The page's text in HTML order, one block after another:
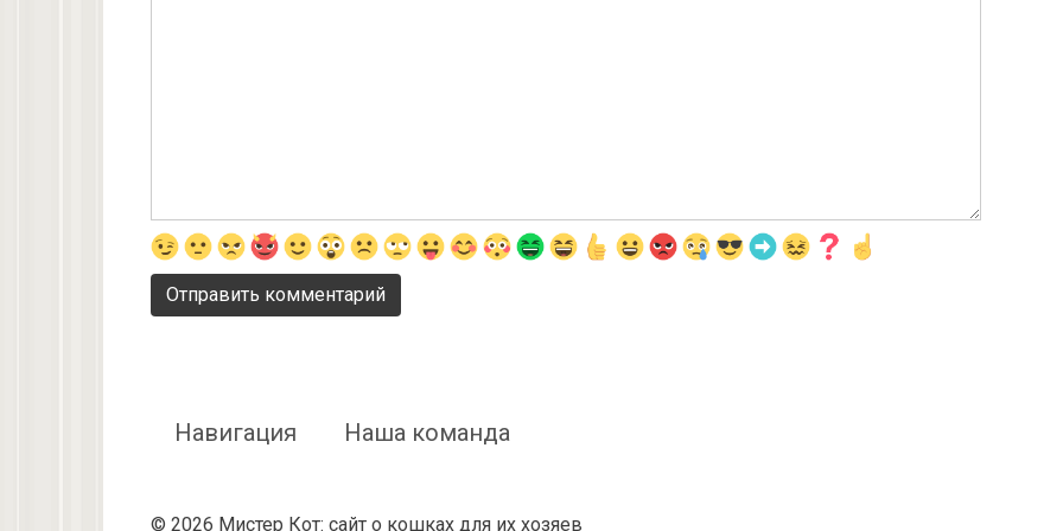
Навигация Наша команда
© 2026 Мистер Кот: сайт о кошках для их хозяев